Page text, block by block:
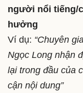
người nổi tiếng/
hưởng
Ví dụ: “Chuyên
Ngọc Long nhận
lại trong đầu của
cận nội dung”